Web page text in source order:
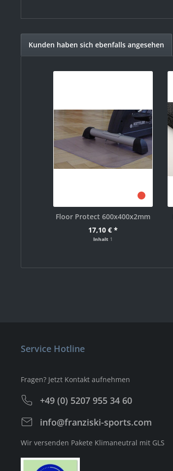
Kunden haben sich ebenfalls angesehen
Floor Protect 600x400x2mm
17,10 € *
Inhalt 1
Service Hotline
Fragen? Jetzt Kontakt aufnehmen
+49 (0) 5207 955 34 60
info@franziski-sports.com
Wir versenden Pakete Klimaneutral mit GLS